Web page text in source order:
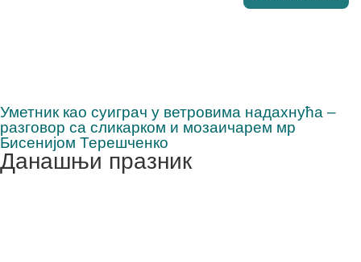
Уметник као суиграч у ветровима надахнућа –
разговор са сликарком и мозаичарем мр
Бисенијом Терешченко
Данашњи празник